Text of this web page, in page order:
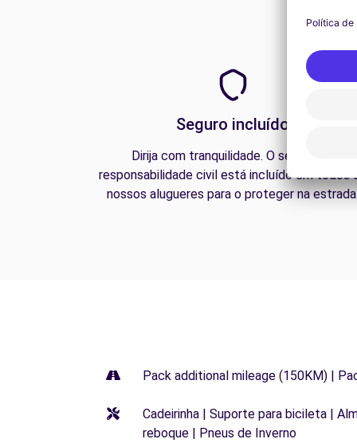
Seguro incluído
Dirija com tranquilidade. O seguro de
responsabilidade civil está incluído em todos
nossos alugueres para o proteger na
Pack additional mileage (150KM) |
Cadeirinha | Suporte para bicileta |
reboque | Pneus de Inverno